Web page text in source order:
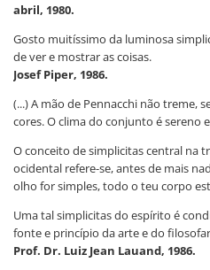
abril, 1980.
Gosto muitíssimo da luminosa
de ver e mostrar as coisas.
Josef Piper, 1986.
(...) A mão de Pennacchi não treme,
cores. O clima do conjunto é sereno
O conceito de simplicitas central na
ocidental refere-se, antes de mais
olho for simples, todo o teu corpo
Uma tal simplicitas do espírito é
fonte e princípio da arte e do
Prof. Dr. Luiz Jean Lauand, 1986.